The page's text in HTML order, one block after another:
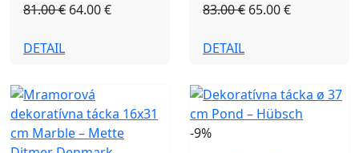
81.00 € 64.00 €
DETAIL
83.00 € 65.00 €
DETAIL
-9%